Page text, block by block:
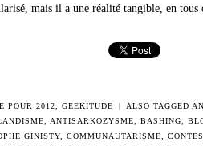
mais il a une réalité tangible, en tous
POUR 2012 ,GEEKITUDE | ALSO TAGGED
ANTISARKOZYSME BASHING
GINISTY COMMUNAUTARISME